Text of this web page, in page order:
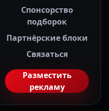
Спонсорство
подборок
Партнёрские блоки
Связаться
Разместить
рекламу